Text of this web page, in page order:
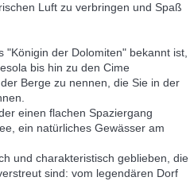
Luft zu verbringen und Spaß
"Königin der Dolomiten" bekannt ist,
bis hin zu den Cime
Berge zu nennen, die Sie in der
einen flachen Spaziergang
ein natürliches Gewässer am
und charakteristisch geblieben, die
sind: vom legendären Dorf